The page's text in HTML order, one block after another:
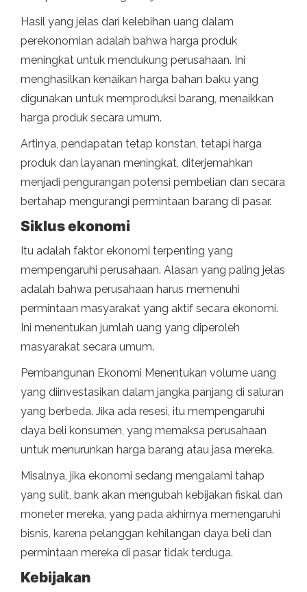
Hasil yang jelas dari kelebihan uang dalam
perekonomian adalah bahwa harga produk
meningkat untuk mendukung perusahaan. Ini
menghasilkan kenaikan harga bahan baku yang
digunakan untuk memproduksi barang, menaikkan
harga produk secara umum.
Artinya, pendapatan tetap konstan, tetapi harga
produk dan layanan meningkat, diterjemahkan
menjadi pengurangan potensi pembelian dan secara
bertahap mengurangi permintaan barang di pasar.
Siklus ekonomi
Itu adalah faktor ekonomi terpenting yang
mempengaruhi perusahaan. Alasan yang paling jelas
adalah bahwa perusahaan harus memenuhi
permintaan masyarakat yang aktif secara ekonomi.
Ini menentukan jumlah uang yang diperoleh
masyarakat secara umum.
Pembangunan Ekonomi Menentukan volume uang
yang diinvestasikan dalam jangka panjang di saluran
yang berbeda. Jika ada resesi, itu mempengaruhi
daya beli konsumen, yang memaksa perusahaan
untuk menurunkan harga barang atau jasa mereka.
Misalnya, jika ekonomi sedang mengalami tahap
yang sulit, bank akan mengubah kebijakan fiskal dan
moneter mereka, yang pada akhirnya memengaruhi
bisnis, karena pelanggan kehilangan daya beli dan
permintaan mereka di pasar tidak terduga.
Kebijakan